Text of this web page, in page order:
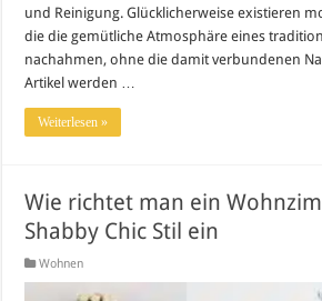
und Reinigung. Glücklicherweise existieren
die die gemütliche Atmosphäre eines
nachahmen, ohne die damit verbundenen
Artikel werden …
Weiterlesen »
Wie richtet man ein
Shabby Chic Stil ein
Wohnen